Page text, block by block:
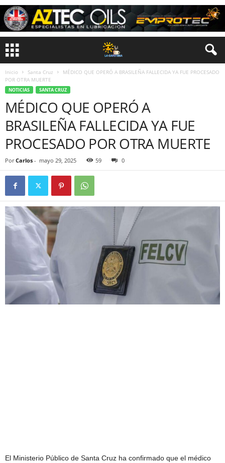
Inicio Santa Cruz
MÉDICO QUE OPERÓ A BRASILEÑA FALLECIDA YA FUE PROCESADO
POR OTRA MUERTE
NOTICIAS SANTA CRUZ
MÉDICO QUE OPERÓ A
BRASILEÑA FALLECIDA YA FUE
PROCESADO POR OTRA MUERTE
Por Carlos - mayo 29, 2025 59 0
El Ministerio Público de Santa Cruz ha confirmado que el médico